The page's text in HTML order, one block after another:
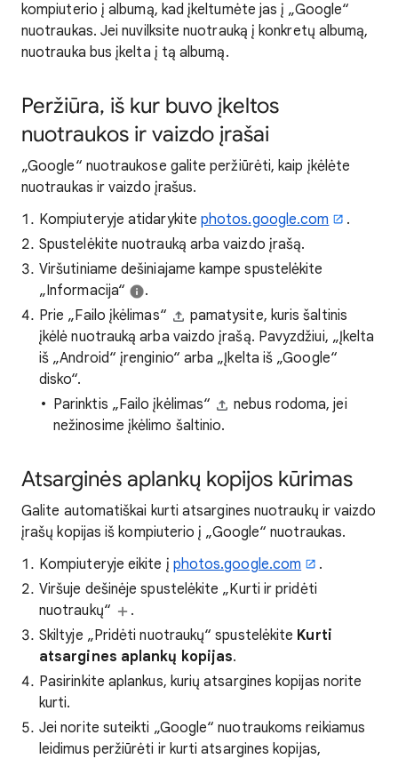
kompiuterio į albumą, kad įkeltumėte jas į „Google“
nuotraukas. Jei nuvilksite nuotrauką į konkretų albumą,
nuotrauka bus įkelta į tą albumą.
Peržiūra, iš kur buvo įkeltos
nuotraukos ir vaizdo įrašai
„Google“ nuotraukose galite peržiūrėti, kaip įkėlėte
nuotraukas ir vaizdo įrašus.
Kompiuteryje atidarykitephotos.google.com
.
Spustelėkite nuotrauką arba vaizdo įrašą.
Viršutiniame dešiniajame kampe spustelėkite
„Informacija“
.
Prie „Failo įkėlimas“
pamatysite, kuris šaltinis
įkėlė nuotrauką arba vaizdo įrašą. Pavyzdžiui, „Įkelta
iš „Android“ įrenginio“ arba „Įkelta iš „Google“
disko“.
Parinktis „Failo įkėlimas“
nebus rodoma, jei
nežinosime įkėlimo šaltinio.
Atsarginės aplankų kopijos kūrimas
Galite automatiškai kurti atsargines nuotraukų ir vaizdo
įrašų kopijas iš kompiuterio į „Google“ nuotraukas.
Kompiuteryje eikite į photos.google.com
.
Viršuje dešinėje spustelėkite „Kurti ir pridėti
nuotraukų“
.
Skiltyje „Pridėti nuotraukų“ spustelėkite Kurti
atsargines aplankų kopijas.
Pasirinkite aplankus, kurių atsargines kopijas norite
kurti.
Jei norite suteikti „Google“ nuotraukoms reikiamus
leidimus peržiūrėti ir kurti atsargines kopijas,